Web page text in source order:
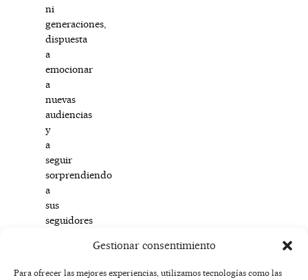
Gestionar consentimiento
Para ofrecer las mejores experiencias, utilizamos tecnologías como las
ni
generaciones,
dispuesta
a
emocionar
a
nuevas
audiencias
y
a
seguir
sorprendiendo
a
sus
seguidores